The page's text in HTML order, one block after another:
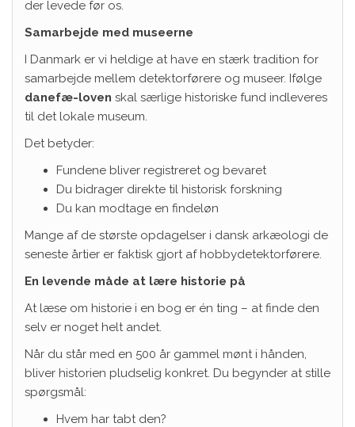
der levede før os.
Samarbejde med museerne
I Danmark er vi heldige at have en stærk tradition for
samarbejde mellem detektorførere og museer. Ifølge
danefæ-loven skal særlige historiske fund indleveres
til det lokale museum.
Det betyder:
Fundene bliver registreret og bevaret
Du bidrager direkte til historisk forskning
Du kan modtage en findeløn
Mange af de største opdagelser i dansk arkæologi de
seneste årtier er faktisk gjort af hobbydetektorførere.
En levende måde at lære historie på
At læse om historie i en bog er én ting – at finde den
selv er noget helt andet.
Når du står med en 500 år gammel mønt i hånden,
bliver historien pludselig konkret. Du begynder at stille
spørgsmål:
Hvem har tabt den?